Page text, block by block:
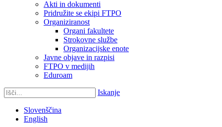
Akti in dokumenti
Pridružite se ekipi FTPO
Organiziranost
Organi fakultete
Strokovne službe
Organizacijske enote
Javne objave in razpisi
FTPO v medijih
Eduroam
Iskanje
Slovenščina
English